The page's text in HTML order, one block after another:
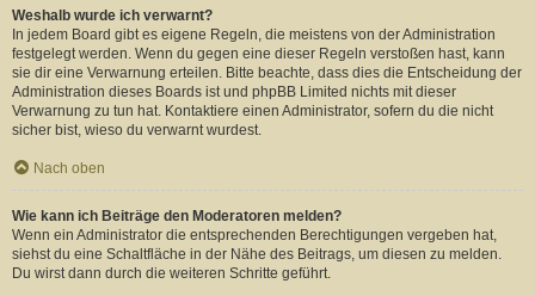
Weshalb wurde ich verwarnt?
In jedem Board gibt es eigene Regeln, die meistens von der Administration
festgelegt werden. Wenn du gegen eine dieser Regeln verstoßen hast, kann
sie dir eine Verwarnung erteilen. Bitte beachte, dass dies die Entscheidung der
Administration dieses Boards ist und phpBB Limited nichts mit dieser
Verwarnung zu tun hat. Kontaktiere einen Administrator, sofern du die nicht
sicher bist, wieso du verwarnt wurdest.
Nach oben
Wie kann ich Beiträge den Moderatoren melden?
Wenn ein Administrator die entsprechenden Berechtigungen vergeben hat,
siehst du eine Schaltfläche in der Nähe des Beitrags, um diesen zu melden.
Du wirst dann durch die weiteren Schritte geführt.